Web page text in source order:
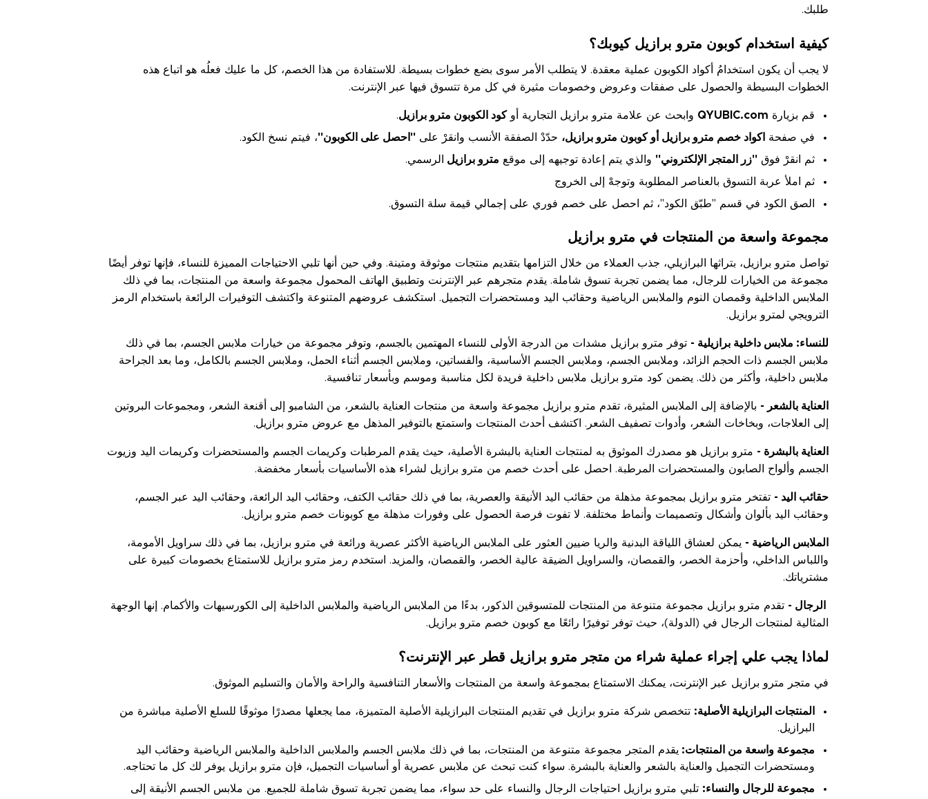
طلبك.
كيفية استخدام كوبون مترو برازيل كيوبك؟
لا يجب أن يكون استخدامُ أكواد الكوبون عملية معقدة. لا يتطلب الأمر سوى بضع خطوات بسيطة. للاستفادة من هذا الخصم، كل ما عليك فعلُه هو اتباع هذه
الخطوات البسيطة والحصول على صفقات وعروض وخصومات مثيرة في كل مرة تتسوق فيها عبر الإنترنت.
قم بزيارة QYUBIC.com وابحث عن علامة مترو برازيل التجارية أو كود الكوبون مترو برازيل.
في صفحة
اكواد خصم مترو برازيل أو كوبون مترو برازيل، حدّدْ الصفقة الأنسب وانقرْ على "احصل على الكوبون"، فيتم نسخ الكود.
ثم انقرْ فوق "زر المتجر الإلكتروني" والذي يتم إعادة توجيهه إلى موقع مترو برازيل
الرسمي.
ثم املأ عربة التسوق بالعناصر المطلوبة وتوجهْ إلى الخروج
الصق الكود في قسم "طبّق الكود"، ثم احصل على خصم فوري على إجمالي قيمة سلة التسوق.
مجموعة واسعة من المنتجات في مترو برازيل
تواصل مترو برازيل، بتراثها البرازيلي، جذب العملاء من خلال التزامها بتقديم منتجات موثوقة ومتينة. وفي حين أنها تلبي الاحتياجات المميزة للنساء، فإنها توفر أيضًا
مجموعة من الخيارات للرجال، مما يضمن تجربة تسوق شاملة. يقدم متجرهم عبر الإنترنت وتطبيق الهاتف المحمول مجموعة واسعة من المنتجات، بما في ذلك
الملابس الداخلية وقمصان النوم والملابس الرياضية وحقائب اليد ومستحضرات التجميل. استكشف عروضهم المتنوعة واكتشف التوفيرات الرائعة باستخدام الرمز
الترويجي لمترو برازيل.
للنساء: ملابس داخلية برازيلية - توفر مترو برازيل مشدات من الدرجة الأولى للنساء المهتمين بالجسم، وتوفر مجموعة من خيارات ملابس الجسم، بما في ذلك
ملابس الجسم ذات الحجم الزائد، وملابس الجسم، وملابس الجسم الأساسية، والفساتين، وملابس الجسم أثناء الحمل، وملابس الجسم بالكامل، وما بعد الجراحة
ملابس داخلية، وأكثر من ذلك. يضمن كود مترو برازيل ملابس داخلية فريدة لكل مناسبة وموسم وبأسعار تنافسية.
العناية بالشعر - بالإضافة إلى الملابس المثيرة، تقدم مترو برازيل مجموعة واسعة من منتجات العناية بالشعر، من الشامبو إلى أقنعة الشعر، ومجموعات البروتين
إلى العلاجات، وبخاخات الشعر، وأدوات تصفيف الشعر. اكتشف أحدث المنتجات واستمتع بالتوفير المذهل مع عروض مترو برازيل.
العناية بالبشرة - مترو برازيل هو مصدرك الموثوق به لمنتجات العناية بالبشرة الأصلية، حيث يقدم المرطبات وكريمات الجسم والمستحضرات وكريمات اليد وزيوت
الجسم وألواح الصابون والمستحضرات المرطبة. احصل على أحدث خصم من مترو برازيل لشراء هذه الأساسيات بأسعار مخفضة.
حقائب اليد - تفتخر مترو برازيل بمجموعة مذهلة من حقائب اليد الأنيقة والعصرية، بما في ذلك حقائب الكتف، وحقائب اليد الرائعة، وحقائب اليد عبر الجسم،
وحقائب اليد بألوان وأشكال وتصميمات وأنماط مختلفة. لا تفوت فرصة الحصول على وفورات مذهلة مع كوبونات خصم مترو برازيل.
الملابس الرياضية - يمكن لعشاق اللياقة البدنية والريا ضيين العثور على الملابس الرياضية الأكثر عصرية ورائعة في مترو برازيل، بما في ذلك سراويل الأمومة،
واللباس الداخلي، وأحزمة الخصر، والقمصان، والسراويل الضيقة عالية الخصر، والقمصان، والمزيد. استخدم رمز مترو برازيل للاستمتاع بخصومات كبيرة على
مشترياتك.
الرجال - تقدم مترو برازيل مجموعة متنوعة من المنتجات للمتسوقين الذكور، بدءًا من الملابس الرياضية والملابس الداخلية إلى الكورسيهات والأكمام. إنها الوجهة
المثالية لمنتجات الرجال في (الدولة)، حيث توفر توفيرًا رائعًا مع كوبون خصم مترو برازيل.
لماذا يجب علي إجراء عملية شراء من متجر مترو برازيل قطر عبر الإنترنت؟
في متجر مترو برازيل عبر الإنترنت، يمكنك الاستمتاع بمجموعة واسعة من المنتجات والأسعار التنافسية والراحة والأمان والتسليم الموثوق.
المنتجات البرازيلية الأصلية: تتخصص شركة مترو برازيل في تقديم المنتجات البرازيلية الأصلية المتميزة، مما يجعلها مصدرًا موثوقًا للسلع الأصلية مباشرة من
البرازيل.
مجموعة واسعة من المنتجات: يقدم المتجر مجموعة متنوعة من المنتجات، بما في ذلك ملابس الجسم والملابس الداخلية والملابس الرياضية وحقائب اليد
ومستحضرات التجميل والعناية بالشعر والعناية بالبشرة. سواء كنت تبحث عن ملابس عصرية أو أساسيات التجميل، فإن مترو برازيل يوفر لك كل ما تحتاجه.
مجموعة للرجال والنساء: تلبي مترو برازيل احتياجات الرجال والنساء على حد سواء، مما يضمن تجربة تسوق شاملة للجميع. من ملابس الجسم الأنيقة إلى